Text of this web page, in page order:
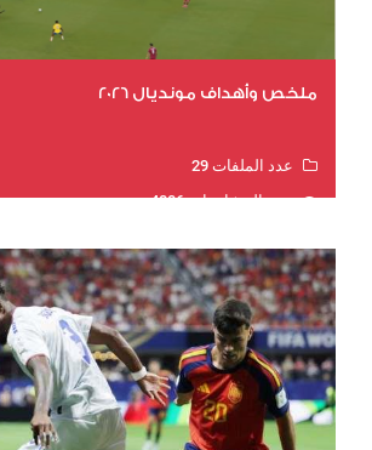
ملخص وأهداف مونديال 2026
عدد الملفات 29
عدد المشاهدات 4806